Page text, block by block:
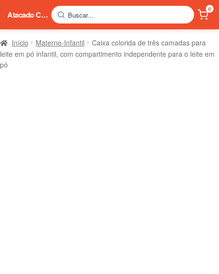
Início Materno-Infantil
Caixa colorida de três camadas para
leite em pó infantil, com compartimento independente para o leite em
pó
Atacado China Buscar...
0